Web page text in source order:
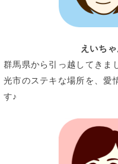
えいちゃ
群馬県から引っ越してきま
光市のステキな場所を、愛
す♪